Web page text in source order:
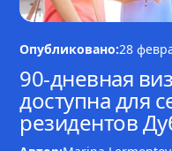
Опубликовано:28
90-дневная
доступна для
резидентов